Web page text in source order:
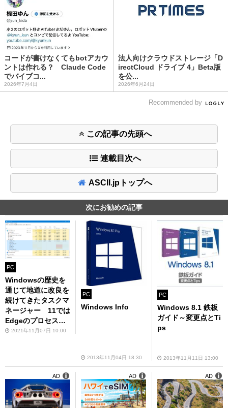
コードが書けなくてもbotアカウ
ントは作れる？ Claude Code
でバイブコ...
2026年7月4日
法人向けクラウドストレージ「D
irectCloud ドライブ 4」Beta版
を公...
2026年6月24日
Recommended by
この記事の先頭へ
連載目次へ
ASCII.jpトップへ
次にお勧めの記事
PC
Windowsの歴史を
通じて地道に改良を
続けてきたタスクマ
ネージャー 11では
Edgeのプロセス表
示に対応
2021年11月07日 10:00
PC
Windows Info
2013年11月04日 18:30
PC
Windows 8.1 鉄板
ガイド～変更点とTi
ps
2013年11月11日 13:00
AD AD AD